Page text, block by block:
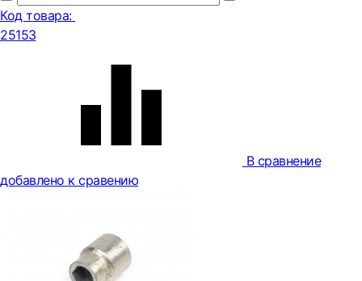
Код товара:
25153
В сравнение
добавлено к сравению